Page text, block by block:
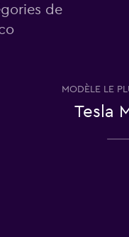
de
MODÈLE LE
Tesla